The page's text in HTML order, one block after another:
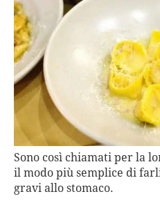
Sono così chiamati per la
il modo più semplice di
gravi allo stomaco.